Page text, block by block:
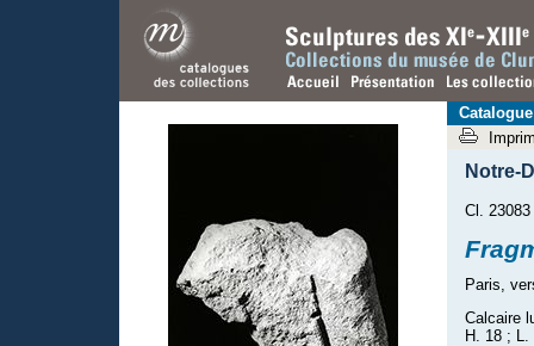
Notre-
Cl. 23083
Paris,
Calcaire
H. 18 ;
Catalogue